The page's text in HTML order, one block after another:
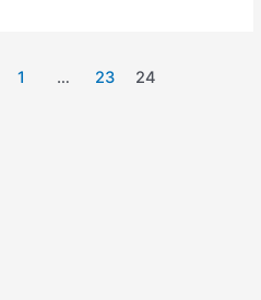
1 … 23 24